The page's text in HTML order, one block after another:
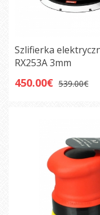
Szlifierka
RX253A 3mm
450.00€ 539.00€